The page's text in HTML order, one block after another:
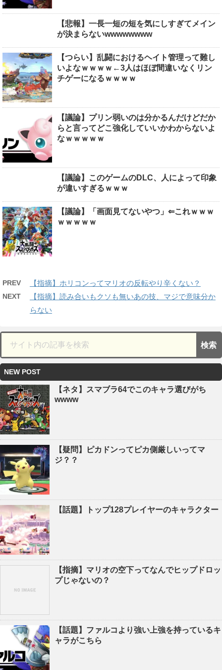
【悲報】一長一短の短を気にしすぎてメイン
が決まらないwwwwwwww
【つらい】乱闘におけるヘイト管理って難し
いよなｗｗｗｗ←3人はほぼ間違いなくリン
チゲーになるｗｗｗｗ
【議論】プリン弱いのは分かるんだけどだか
らと言ってどこ強化していいかわからないよ
なｗｗｗｗｗ
【議論】このゲームのDLC、人によって印象
が違いすぎるｗｗｗ
【議論】「画面見てないやつ」⇐これｗｗｗ
ｗｗｗｗｗ
PREV 【指摘】ホリコンってマリオの反転やり辛くない？
NEXT
【指摘】読み合いもクソも無いあの技、マジで意味分か
らない
NEW POST
【ネタ】スマブラ64でこのキャラ選びがち
wwww
【疑問】ピカドンってピカ側厳しいってマ
ジ？？
【話題】トップ128プレイヤーのキャラクター
【指摘】マリオの空下ってなんでヒップドロッ
プじゃないの？
【話題】ファルコより強い上強を持っているキ
ャラがこちら